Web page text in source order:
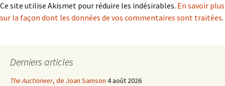
Ce site utilise Akismet pour réduire les indésirables. En savoir plus
sur la façon dont les données de vos commentaires sont traitées.
Derniers articles
The Auctioneer, de Joan Samson 4 août 2026